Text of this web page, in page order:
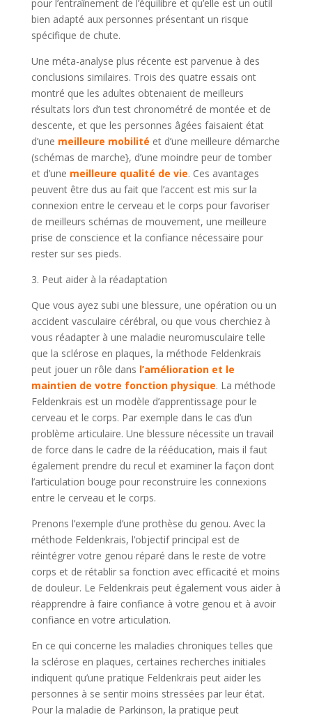
pour l’entraînement de l’équilibre et qu’elle est un outil
bien adapté aux personnes présentant un risque
spécifique de chute.
Une méta-analyse plus récente est parvenue à des
conclusions similaires. Trois des quatre essais ont
montré que les adultes obtenaient de meilleurs
résultats lors d’un test chronométré de montée et de
descente, et que les personnes âgées faisaient état
d’une meilleure mobilité et d’une meilleure démarche
(schémas de marche}, d’une moindre peur de tomber
et d’une meilleure qualité de vie. Ces avantages
peuvent être dus au fait que l’accent est mis sur la
connexion entre le cerveau et le corps pour favoriser
de meilleurs schémas de mouvement, une meilleure
prise de conscience et la confiance nécessaire pour
rester sur ses pieds.
3. Peut aider à la réadaptation
Que vous ayez subi une blessure, une opération ou un
accident vasculaire cérébral, ou que vous cherchiez à
vous réadapter à une maladie neuromusculaire telle
que la sclérose en plaques, la méthode Feldenkrais
peut jouer un rôle dans l’amélioration et le
maintien de votre fonction physique. La méthode
Feldenkrais est un modèle d’apprentissage pour le
cerveau et le corps. Par exemple dans le cas d’un
problème articulaire. Une blessure nécessite un travail
de force dans le cadre de la rééducation, mais il faut
également prendre du recul et examiner la façon dont
l’articulation bouge pour reconstruire les connexions
entre le cerveau et le corps.
Prenons l’exemple d’une prothèse du genou. Avec la
méthode Feldenkrais, l’objectif principal est de
réintégrer votre genou réparé dans le reste de votre
corps et de rétablir sa fonction avec efficacité et moins
de douleur. Le Feldenkrais peut également vous aider à
réapprendre à faire confiance à votre genou et à avoir
confiance en votre articulation.
En ce qui concerne les maladies chroniques telles que
la sclérose en plaques, certaines recherches initiales
indiquent qu’une pratique Feldenkrais peut aider les
personnes à se sentir moins stressées par leur état.
Pour la maladie de Parkinson, la pratique peut